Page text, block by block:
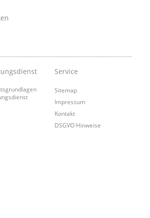
Service
Sitemap
Impressum
Kontakt
DSGVO Hinweise